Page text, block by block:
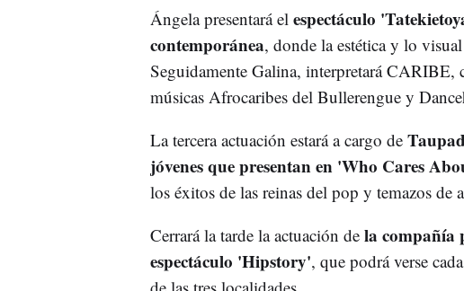
Ángela presentará el espectáculo
contemporánea, donde la estética y lo
Seguidamente Galina, interpretará CARIBE,
músicas Afrocaribes del Bullerengue y
La tercera actuación estará a cargo de
jóvenes que presentan en 'Who Cares
los éxitos de las reinas del pop y temazos de
Cerrará la tarde la actuación dela compañía
espectáculo 'Hipstory', que podrá verse